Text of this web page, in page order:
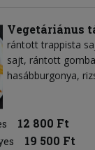
Vegetáriánus
rántott trappista
sajt, rántott
hasábburgonya,
12 800 Ft
19 500 Ft